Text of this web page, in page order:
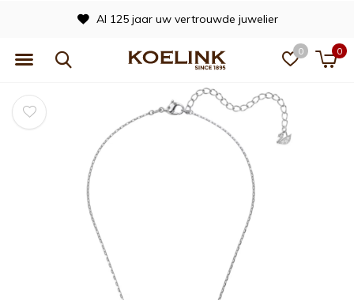
0 0
Al 125 jaar uw vertrouwde juwelier